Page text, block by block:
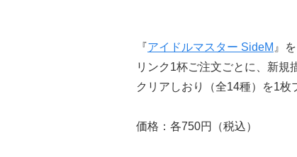
『アイドルマスター SideM 』
リンク1杯ご注文ごとに、新規
クリアしおり（全14種）を1枚
価格：各750円（税込）